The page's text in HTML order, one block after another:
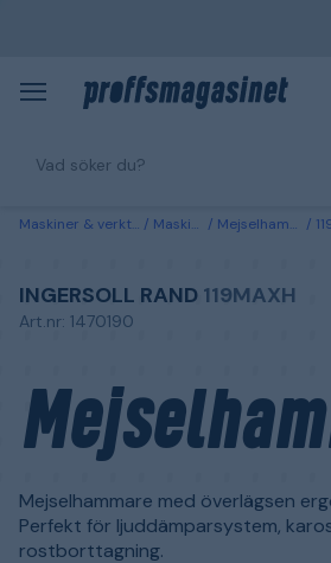
Maskiner & verktyg Maskiner Mejselhammare
INGERSOLL RAND 119MAXH
Art.nr: 1470190
Mejselhammare med överlägsen
Perfekt för ljuddämparsystem,
rostborttagning.